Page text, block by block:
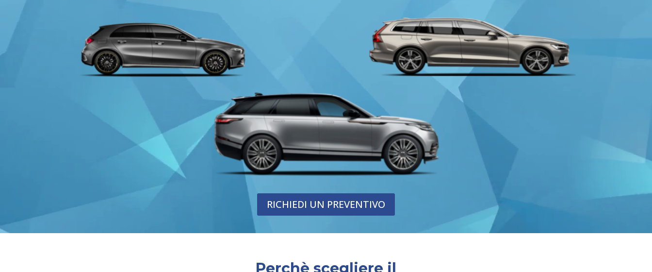
RICHIEDI UN PREVENTIVO
Perchè scegliere il